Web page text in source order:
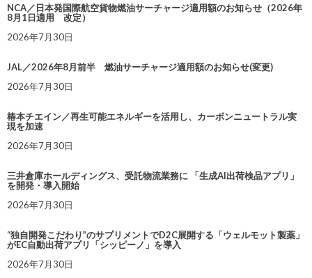
NCA／日本発国際航空貨物燃油サーチャージ適用額のお知らせ（2026年
8月1日適用 改定）
2026年7月30日
JAL／2026年8月前半 燃油サーチャージ適用額のお知らせ(変更)
2026年7月30日
椿本チエイン／再生可能エネルギーを活用し、カーボンニュートラル実
現を加速
2026年7月30日
三井倉庫ホールディングス、受託物流業務に 「生成AI出荷検品アプリ」
を開発・導入開始
2026年7月30日
“独自開発こだわり”のサプリメントでD2C展開する「ウェルモット製薬」
がEC自動出荷アプリ「シッピーノ」を導入
2026年7月30日